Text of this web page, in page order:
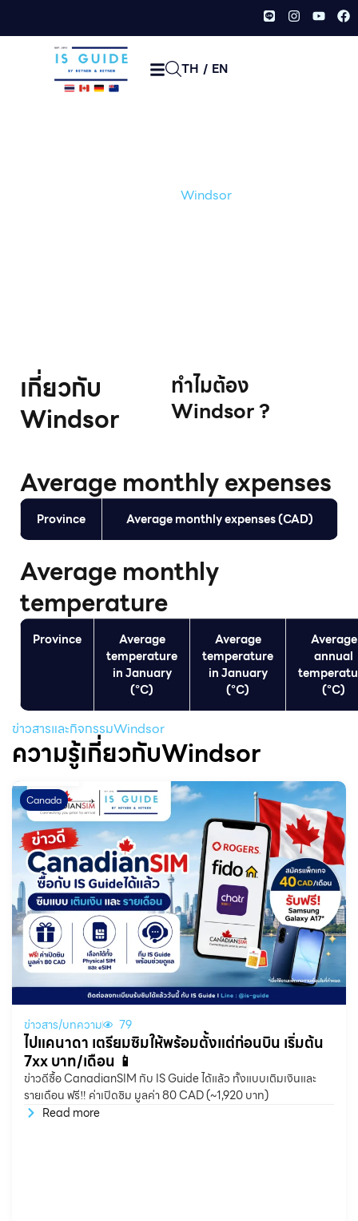
TH / EN
City /Windsor
เกี่ยวกับ
Windsor
ทําไมต้อง
Windsor ?
Average monthly expenses
Province Average monthly expenses (CAD)
Average monthly
temperature
Province
Average
temperature
in January
(°C)
Average
temperature
in January
(°C)
Average
annual
(°C)
ข่าวสารและกิจกรรมWindsor
ความรู้เกี่ยวกับWindsor
Canada
ข่าวสาร/บทความ 79
ไปแคนาดา เตรียมซิมให้พร้อมตั้งแต่ก่อนบิน เริ่มต้น
7xx บาท/เดือน 📱
ข่าวดีซื้อ CanadianSIM กับ IS Guide ได้แล้ว ทั้งแบบเติมเงินและ
รายเดือน ฟรี‼️ ค่าเปิดซิม มูลค่า 80 CAD (~1,920 บาท)
Read more